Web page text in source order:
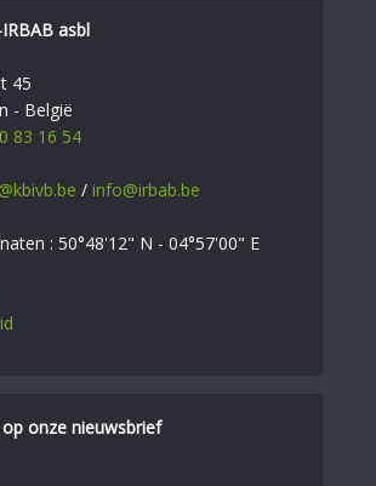
asbl
45
- België
83 16 54
/ info@irbab.be
: 50°48'12" N - 04°57'00" E
onze nieuwsbrief